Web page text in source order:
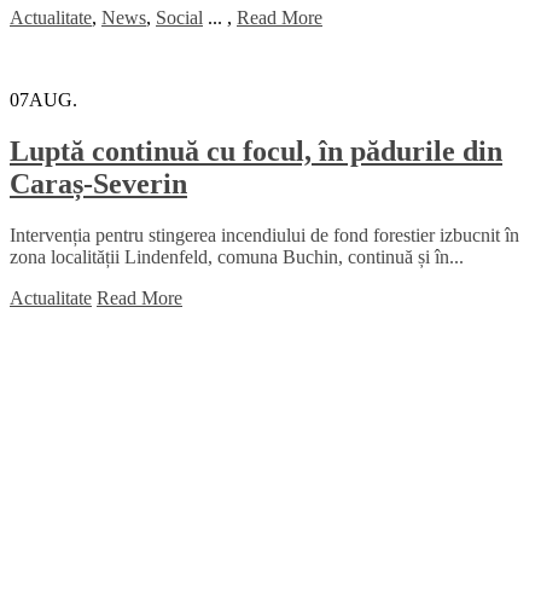
Actualitate, News, Social ... , Read More
07AUG.
Luptă continuă cu focul, în pădurile din
Caraș-Severin
Intervenția pentru stingerea incendiului de fond forestier izbucnit în
zona localității Lindenfeld, comuna Buchin, continuă și în...
Actualitate Read More